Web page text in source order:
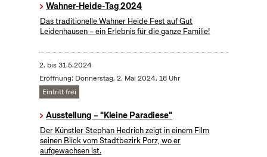
Wahner-Heide-Tag 2024
Das traditionelle Wahner Heide Fest auf Gut
Leidenhausen – ein Erlebnis für die ganze Familie!
2. bis31.5.2024
Eröffnung: Donnerstag, 2. Mai 2024, 18 Uhr
Eintritt frei
Ausstellung – "Kleine Paradiese"
Der Künstler Stephan Hedrich zeigt in einem Film
seinen Blick vom Stadtbezirk Porz, wo er
aufgewachsen ist.